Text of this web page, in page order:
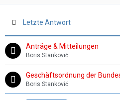
Letzte Antwort
Anträge & Mitteilungen
Boris Stanković
Geschäftsordnung der
Boris Stanković